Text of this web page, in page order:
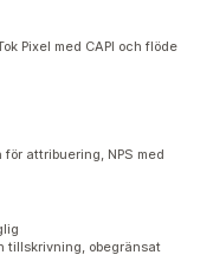
Pixel med CAPI och flöde
attribuering, NPS med
tillskrivning, obegränsat